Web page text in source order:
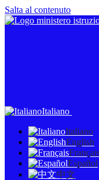
Salta al contenuto
Italiano
Italiano
English
Español
中文